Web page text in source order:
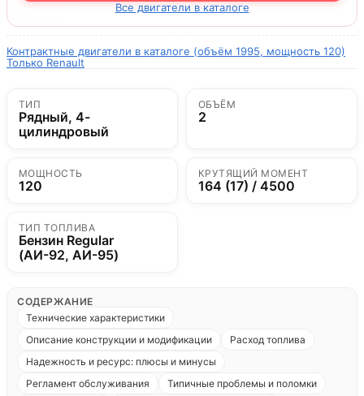
Все двигатели в каталоге
Контрактные двигатели в каталоге (объём 1995, мощность 120)
Только Renault
ТИП
Рядный, 4-
цилиндровый
ОБЪЁМ
2
МОЩНОСТЬ
120
КРУТЯЩИЙ МОМЕНТ
164 (17) / 4500
ТИП ТОПЛИВА
Бензин Regular
(АИ-92, АИ-95)
СОДЕРЖАНИЕ
Технические характеристики
Описание конструкции и модификации
Расход топлива
Надежность и ресурс: плюсы и минусы
Регламент обслуживания
Типичные проблемы и поломки